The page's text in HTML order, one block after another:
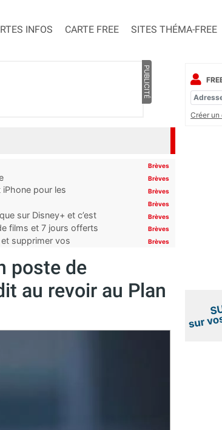
INFOS CARTE FREE SITES THÉMA-FREE
PUBLICITÉ
Brèves
Brèves
pour les
Brèves
Brèves
sur Disney+ et c’est
Brèves
films et 7 jours offerts Brèves
supprimer vos
Brèves
poste de
au revoir au Plan
Créer un